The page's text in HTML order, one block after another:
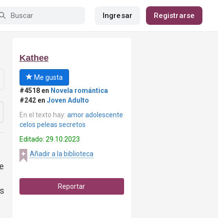
Ingresar Registrarse
Kathee
Me gusta
#4518 en Novela romántica
#242 en Joven Adulto
En el texto hay: amor adolescente
celos peleas secretos
Editado: 29.10.2023
Añadir a la biblioteca
Reportar